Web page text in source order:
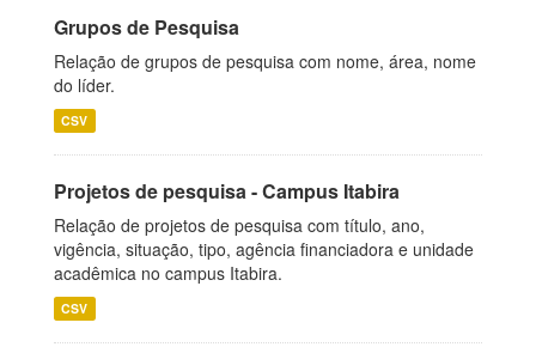
Grupos de Pesquisa
Relação de grupos de pesquisa com nome, área, nome
do líder.
CSV
Projetos de pesquisa - Campus Itabira
Relação de projetos de pesquisa com título, ano,
vigência, situação, tipo, agência financiadora e unidade
acadêmica no campus Itabira.
CSV